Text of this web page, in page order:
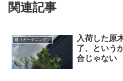
関連記事
庭（ガーデニング）
入荷した原
了、という
合じゃない